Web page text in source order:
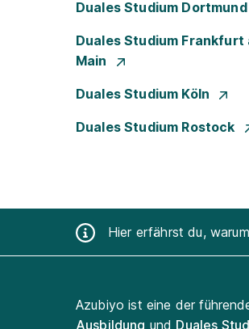
Duales Studium Dortmund
Duales Studium Frankfurt
Main
Duales Studium Köln
Duales Studium Rostock
Hier erfährst du,
Azubiyo ist eine der
Ausbildung und Duales